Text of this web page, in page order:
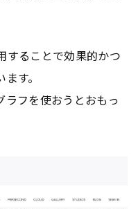
することで効果的かつ
す。
ラフを使おうとおもっ